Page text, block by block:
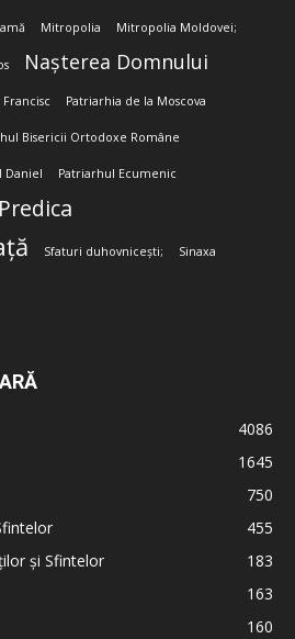
Mitropolia Mitropolia Moldovei;
Nașterea Domnului
Francisc Patriarhia de la Moscova
Bisericii Ortodoxe Române
Daniel Patriarhul Ecumenic
Predica
Sfaturi duhovnicești; Sinaxa
4086
1645
750
455
și Sfintelor
183
163
160